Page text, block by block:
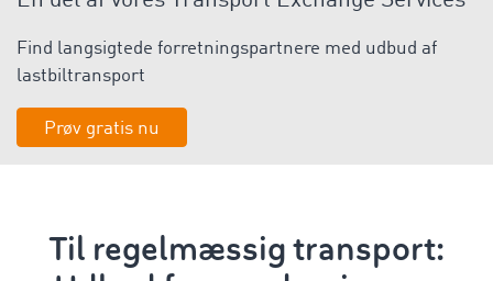
Find langsigtede forretningspartnere med udbud af
lastbiltransport
Prøv gratis nu
Til regelmæssig transport: